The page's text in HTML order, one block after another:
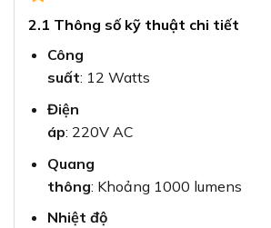
2.1 Thông số kỹ thuật chi tiết
Công
suất: 12 Watts
Điện
áp: 220V AC
Quang
thông: Khoảng 1000 lumens
Nhiệt độ